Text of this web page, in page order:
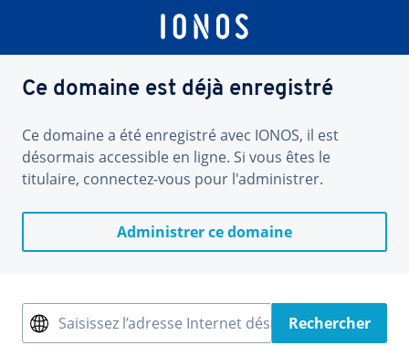
Ce domaine est déjà enregistré
Ce domaine a été enregistré avec IONOS, il est
désormais accessible en ligne. Si vous êtes le
titulaire, connectez-vous pour l'administrer.
Administrer ce domaine
Saisissez l’adresse Internet désiréeRechercher